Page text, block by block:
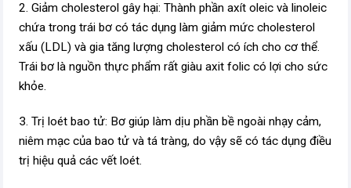
2. Giảm cholesterol gây hại: Thành phần axít oleic và linoleic
chứa trong trái bơ có tác dụng làm giảm mức cholesterol
xấu (LDL) và gia tăng lượng cholesterol có ích cho cơ thể.
Trái bơ là nguồn thực phẩm rất giàu axit folic có lợi cho sức
khỏe.
3. Trị loét bao tử: Bơ giúp làm dịu phần bề ngoài nhạy cảm,
niêm mạc của bao tử và tá tràng, do vậy sẽ có tác dụng điều
trị hiệu quả các vết loét.